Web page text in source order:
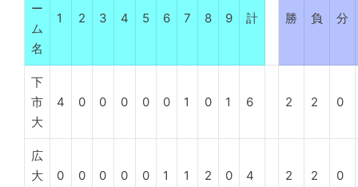
ー
ム
名
1 2 3 4 5 6 7 8 9 計 勝 負 分
下
市
大
4 0 0 0 0 0 1 0 1 6 2 2 0
広
大
0 0 0 0 0 1 1 2 0 4 2 2 0